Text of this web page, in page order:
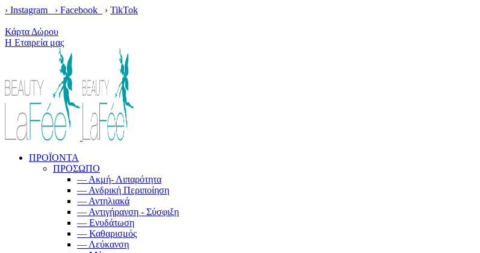
› Instagram › Facebook › TikTok
Κάρτα Δώρου
Η Εταιρεία μας
ΠΡΟΪΟΝΤΑ
ΠΡΟΣΩΠΟ
— Ακμή- Λιπαρότητα
— Ανδρική Περιποίηση
— Αντηλιακά
— Αντιγήρανση - Σύσφιξη
— Ενυδάτωση
— Καθαρισμός
— Λεύκανση